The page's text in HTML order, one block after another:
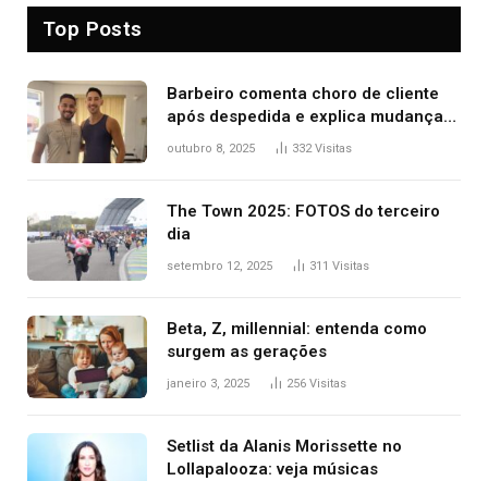
Top Posts
Barbeiro comenta choro de cliente
após despedida e explica mudança
para o TO: ‘Não esperava atingir
outubro 8, 2025 332Visitas
The Town 2025: FOTOS do terceiro
dia
setembro 12, 2025 311 Visitas
Beta, Z, millennial: entenda como
surgem as gerações
janeiro 3, 2025 256 Visitas
Setlist da Alanis Morissette no
Lollapalooza: veja músicas